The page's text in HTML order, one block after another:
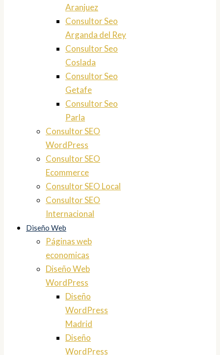
Aranjuez
Consultor Seo
Arganda del Rey
Consultor Seo
Coslada
Consultor Seo
Getafe
Consultor Seo
Parla
Consultor SEO
WordPress
Consultor SEO
Ecommerce
Consultor SEO Local
Consultor SEO
Internacional
Diseño Web
Páginas web
economicas
Diseño Web
WordPress
Diseño
WordPress
Madrid
Diseño
WordPress